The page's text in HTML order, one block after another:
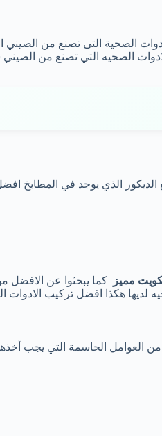
الصحية التى تصنع من
الصحيه التي تصنع من الصيني
الذي يوجد في المطابخ
مميز
كما يبحثوا عن الافضل
هكذا افضل تركيب
من العوامل الحاسمة التي